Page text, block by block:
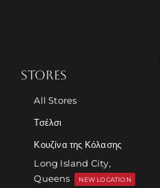
STORES
All Stores
Τσέλσι
Κουζίνα της Κόλασης
Long Island City,
Queens
NEW LOCATION